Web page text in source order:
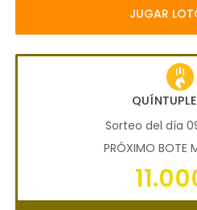
JUGAR
Sorteo del día
PRÓXIMO BOTE